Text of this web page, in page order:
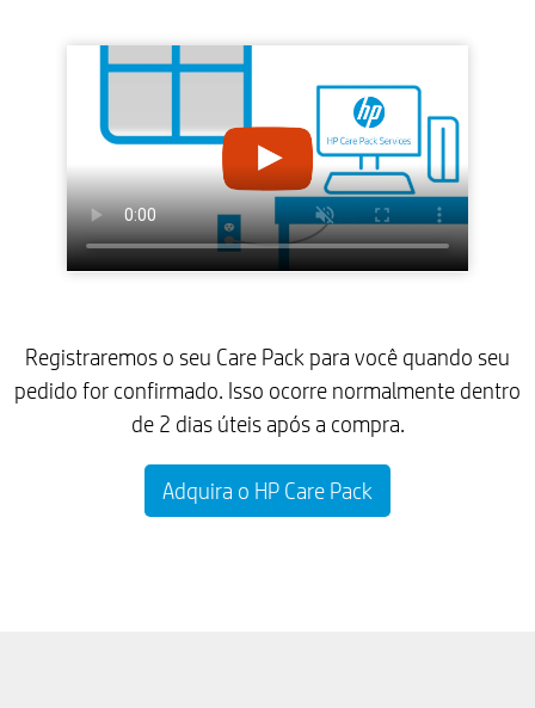
Registraremos o seu Care Pack para você quando seu
pedido for confirmado. Isso ocorre normalmente dentro
de 2 dias úteis após a compra.
Adquira o HP Care Pack